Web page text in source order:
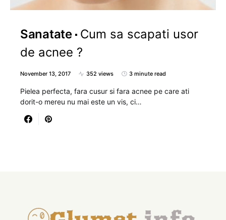
Sanatate Cum sa scapati usor
de acnee ?
November 13, 2017 352 views 3 minute read
Pielea perfecta, fara cusur si fara acnee pe care ati
dorit-o mereu nu mai este un vis, ci…